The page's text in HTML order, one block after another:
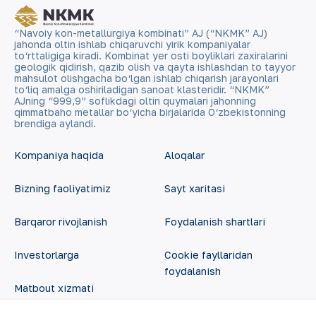
“Navoiy kon-metallurgiya kombinati” AJ (“NKMK” AJ)
jahonda oltin ishlab chiqaruvchi yirik kompaniyalar
to‘rttaligiga kiradi. Kombinat yer osti boyliklari zaxiralarini
geologik qidirish, qazib olish va qayta ishlashdan to tayyor
mahsulot olishgacha bo‘lgan ishlab chiqarish jarayonlari
to‘liq amalga oshiriladigan sanoat klasteridir. “NKMK”
AJning “999,9” soflikdagi oltin quymalari jahonning
qimmatbaho metallar bo‘yicha birjalarida O‘zbekistonning
brendiga aylandi.
Kompaniya haqida
Bizning faoliyatimiz
Barqaror rivojlanish
Investorlarga
Matbout xizmati
Aloqalar
Sayt xaritasi
Foydalanish shartlari
Cookie fayllaridan
foydalanish